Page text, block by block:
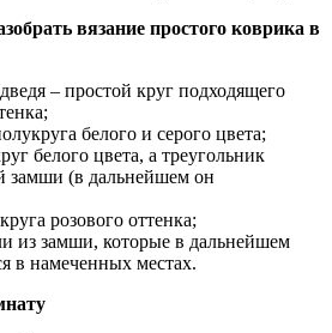
вязание простого коврика в
– простой круг подходящего
белого и серого цвета;
белого цвета, а треугольник
замши (в дальнейшем он
розового оттенка;
из замши, которые в дальнейшем
в намеченных местах.